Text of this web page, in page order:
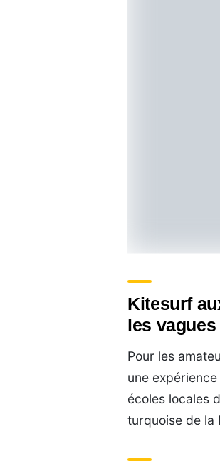
Kitesurf
les
Pour les
une
écoles locales
turquoise de la